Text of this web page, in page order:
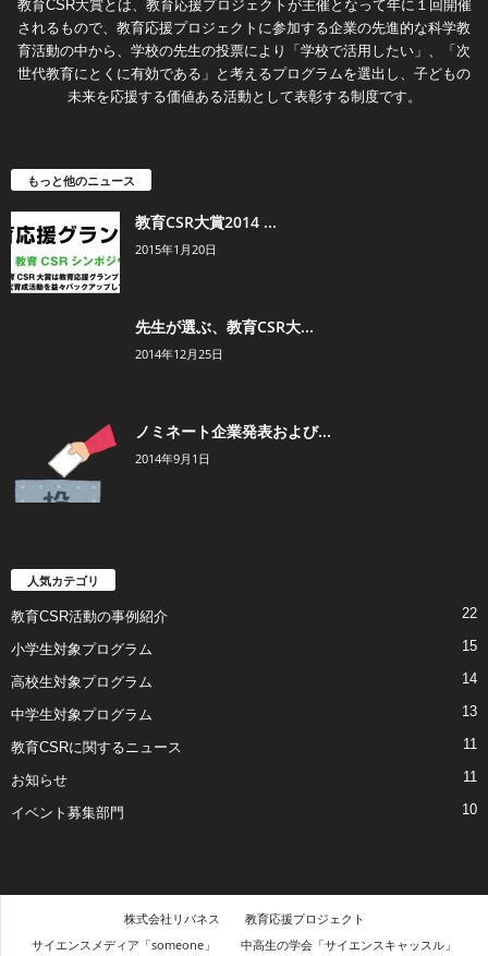
教育CSR大賞とは、教育応援プロジェクトが主催となって年に１回開催
されるもので、教育応援プロジェクトに参加する企業の先進的な科学教
育活動の中から、学校の先生の投票により「学校で活用したい」、「次
世代教育にとくに有効である」と考えるプログラムを選出し、子どもの
未来を応援する価値ある活動として表彰する制度です。
もっと他のニュース
教育CSR大賞2014 ...
2015年1月20日
先生が選ぶ、教育CSR大...
2014年12月25日
ノミネート企業発表および...
2014年9月1日
人気カテゴリ
教育CSR活動の事例紹介 22
小学生対象プログラム 15
高校生対象プログラム 14
中学生対象プログラム 13
教育CSRに関するニュース 11
お知らせ 11
イベント募集部門 10
株式会社リバネス
教育応援プロジェクト
サイエンスメディア「someone」
中高生の学会「サイエンスキャッスル」